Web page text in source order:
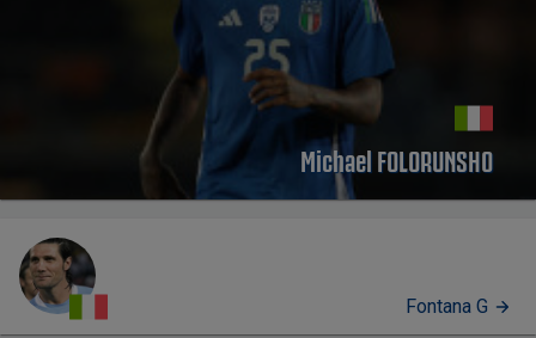
Michael FOLORUNSHO
Fontana G